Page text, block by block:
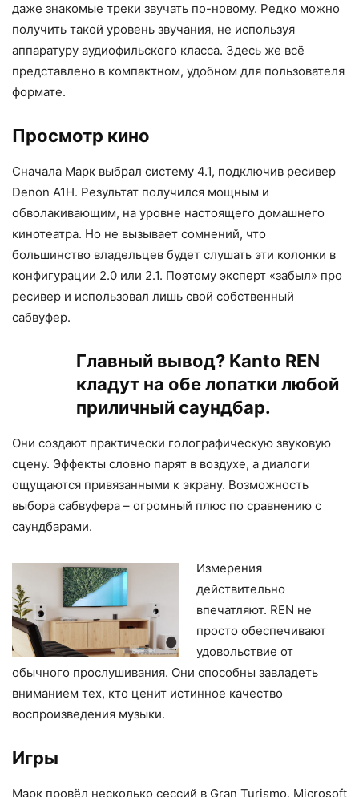
даже знакомые треки звучать по-новому. Редко можно
получить такой уровень звучания, не используя
аппаратуру аудиофильского класса. Здесь же всё
представлено в компактном, удобном для пользователя
формате.
Просмотр кино
Сначала Марк выбрал систему 4.1, подключив ресивер
Denon A1H. Результат получился мощным и
обволакивающим, на уровне настоящего домашнего
кинотеатра. Но не вызывает сомнений, что
большинство владельцев будет слушать эти колонки в
конфигурации 2.0 или 2.1. Поэтому эксперт «забыл» про
ресивер и использовал лишь свой собственный
сабвуфер.
Главный вывод? Kanto REN
кладут на обе лопатки любой
приличный саундбар.
Они создают практически голографическую звуковую
сцену. Эффекты словно парят в воздухе, а диалоги
ощущаются привязанными к экрану. Возможность
выбора сабвуфера – огромный плюс по сравнению с
саундбарами.
Измерения
действительно
впечатляют. REN не
просто обеспечивают
удовольствие от
обычного прослушивания. Они способны завладеть
вниманием тех, кто ценит истинное качество
воспроизведения музыки.
Игры
Марк провёл несколько сессий в Gran Turismo, Microsoft